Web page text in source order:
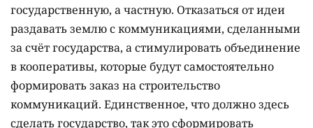
государственную, а частную. Отказаться от идеи
раздавать землю с коммуникациями, сделанными
за счёт государства, а стимулировать объединение
в кооперативы, которые будут самостоятельно
формировать заказ на строительство
коммуникаций. Единственное, что должно здесь
сделать государство, так это сформировать